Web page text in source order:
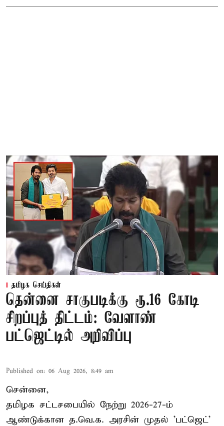
தமிழக செய்திகள்
தென்னை சாகுபடிக்கு ரூ.16 கோடி
சிறப்புத் திட்டம்: வேளாண்
பட்ஜெட்டில் அறிவிப்பு
Published on: 06 Aug 2026, 8:49 am
சென்னை,
தமிழக சட்டசபையில் நேற்று 2026-27-ம்
ஆண்டுக்கான த.வெ.க. அரசின் முதல் 'பட்ஜெட்'